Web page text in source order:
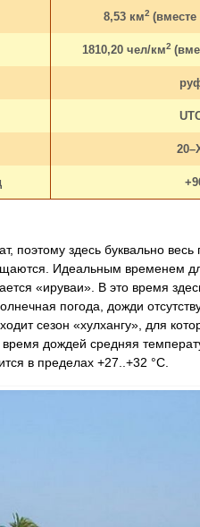
8,53 км2
1810,20 чел/км2
поэтому здесь буквально
Идеальным временем
«ируваи». В это время
погода, дожди
сезон «хулхангу», для
дождей средняя
в пределах +27..+32 °С.